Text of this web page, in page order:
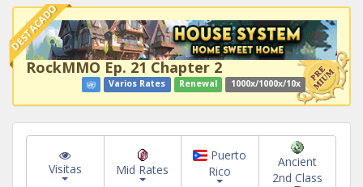
DESTACADO
RockMMO Ep. 21 Chapter 2
Varios Rates Renewal 1000x/1000x/10x
Visitas Mid Rates
Puerto
Rico
Ancient
2nd Class